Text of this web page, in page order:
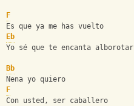
F
Es que ya me has vuelto
Eb
Yo sé que te encanta alborotar
Bb
Nena yo quiero
F
Con usted, ser caballero